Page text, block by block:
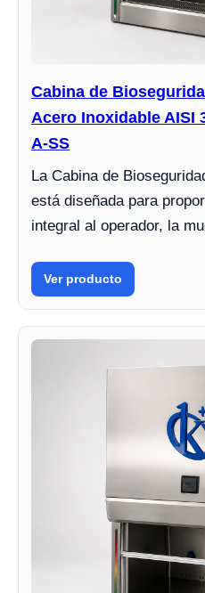
Cabina de
Acero Inoxidable AISI
A-SS
La Cabina de
está diseñada para
integral al operador, la
Ver producto